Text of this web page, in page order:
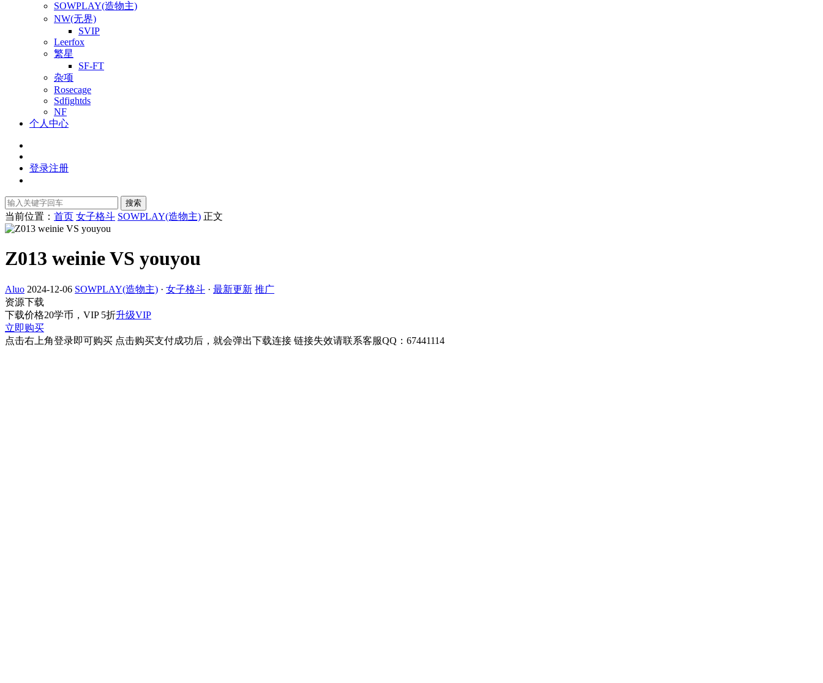
SOWPLAY(造物主)
NW(无界)
SVIP
Leerfox
繁星
SF-FT
杂项
Rosecage
Sdfightds
NF
个人中心
登录注册
搜索
当前位置： 首页 女子格斗 SOWPLAY(造物主) 正文
Z013 weinie VS youyou
Aluo 2024-12-06 SOWPLAY(造物主) · 女子格斗 · 最新更新 推广
资源下载
下载价格20学币，VIP 5折升级VIP
立即购买
点击右上角登录即可购买 点击购买支付成功后，就会弹出下载连接 链接失效请联系客服QQ：67441114